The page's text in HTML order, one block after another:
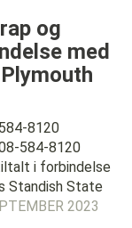
og
med
8120
584-8120
i forbindelse
Standish State
2023